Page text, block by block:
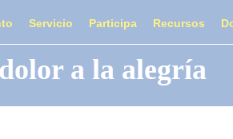
Servicio Participa Recursos
a la alegría